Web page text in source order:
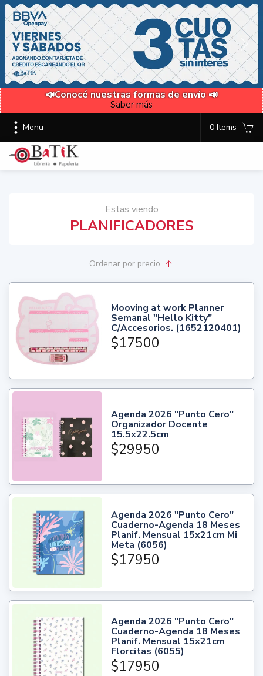
📣Conocé nuestras formas de envío 📣
Saber más
Menu 0 Items
Estas viendo
PLANIFICADORES
Ordenarpor precio
Mooving at work Planner
Semanal "Hello Kitty"
C/Accesorios. (1652120401)
$17500
Agenda 2026 "Punto Cero"
Organizador Docente
15.5x22.5cm
$29950
Agenda 2026 "Punto Cero"
Cuaderno-Agenda 18 Meses
Planif. Mensual 15x21cm Mi
Meta (6056)
$17950
Agenda 2026 "Punto Cero"
Cuaderno-Agenda 18 Meses
Planif. Mensual 15x21cm
Florcitas (6055)
$17950